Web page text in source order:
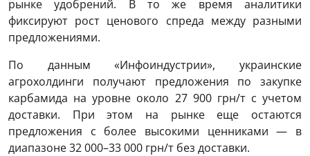
рынке удобрений. В то же время аналитики
фиксируют рост ценового спреда между разными
предложениями.
По данным «Инфоиндустрии», украинские
агрохолдинги получают предложения по закупке
карбамида на уровне около 27 900 грн/т с учетом
доставки. При этом на рынке еще остаются
предложения с более высокими ценниками — в
диапазоне 32 000–33 000 грн/т без доставки.